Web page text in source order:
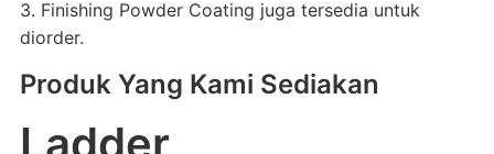
3. Finishing Powder Coating juga tersedia untuk
diorder.
Produk Yang Kami Sediakan